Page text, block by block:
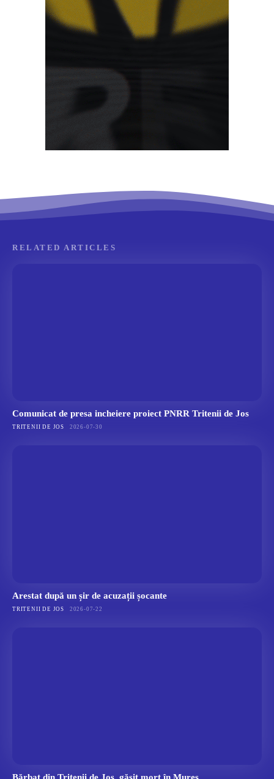
RELATED ARTICLES
Comunicat de presa incheiere proiect PNRR Tritenii de Jos
TRITENII DE JOS 2026-07-30
Arestat după un șir de acuzații șocante
TRITENII DE JOS 2026-07-22